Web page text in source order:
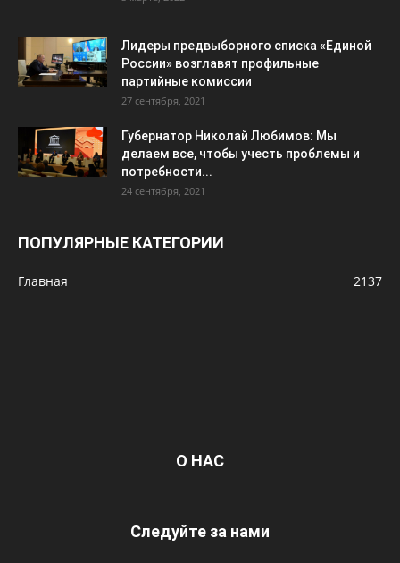
Лидеры предвыборного списка «Единой
России» возглавят профильные
партийные комиссии
27 сентября, 2021
Губернатор Николай Любимов: Мы
делаем все, чтобы учесть проблемы и
потребности...
24 сентября, 2021
ПОПУЛЯРНЫЕ КАТЕГОРИИ
Главная 2137
О НАС
Следуйте за нами